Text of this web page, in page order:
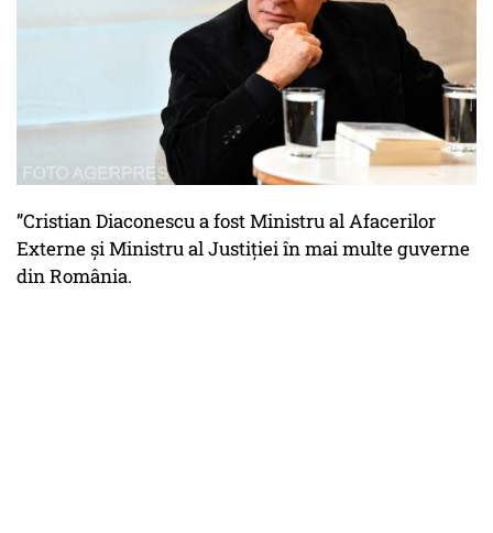
”Cristian Diaconescu a fost Ministru al Afacerilor
Externe și Ministru al Justiției în mai multe guverne
din România.